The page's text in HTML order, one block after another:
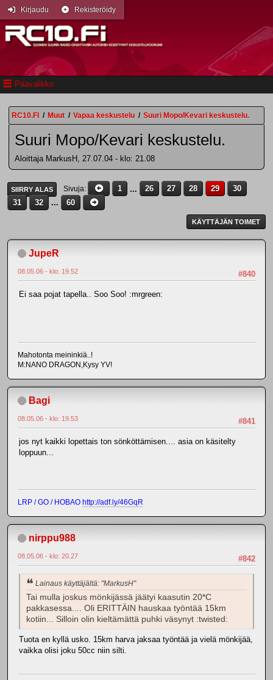
Päävalikko
Kirjaudu Rekisteröidy
RC10.FI / Muut / Vapaa keskustelu / Suuri Mopo/Kevari keskustelu.
Suuri Mopo/Kevari keskustelu.
Aloittaja MarkusH, 27.07.04 - klo: 21.08
SIIRRY ALAS Sivuja 1 ... 26 27 28 29
30
31
32 ... 60
KÄYTTÄJÄN TOIMET
JupeR
#840
08.05.06 - klo: 19.52
Ei saa pojat tapella.. Soo Soo! :mrgreen:
Mahotonta meininkiä..!
M:NANO DRAGON,Kysy YV!
Bagi
#841
08.05.06 - klo: 19.53
jos nyt kaikki lopettais ton sönköttämisen.... asia on käsitelty
loppuun...
LRP / GO / HOBAO http://adf.ly/46GqR
nirppu988
#842
08.05.06 - klo: 20.27
Lainaus käyttäjältä: "MarkusH"
Tai mulla joskus mönkijässä jäätyi kaasutin 20*C
pakkasessa.... Oli ERITTÄIN hauskaa työntää 15km
kotiin... Silloin olin kieltämättä puhki väsynyt :twisted:
Tuota en kyllä usko. 15km harva jaksaa työntää ja vielä mönkijää,
vaikka olisi joku 50cc niin silti.